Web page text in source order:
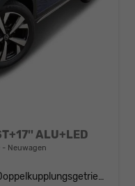
ALU+LED
Neuwagen
Doppelkupplungsgetriebe (DSG)